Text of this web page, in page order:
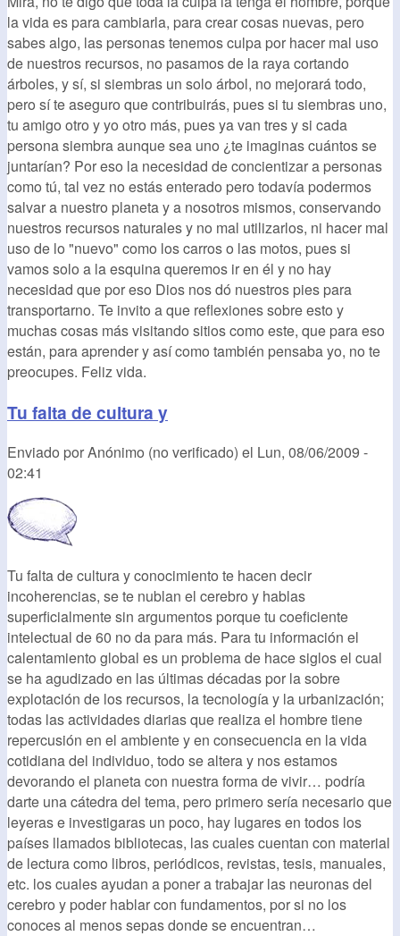
la vida es para cambiarla, para crear cosas nuevas, pero
sabes algo, las personas tenemos culpa por hacer mal uso
de nuestros recursos, no pasamos de la raya cortando
árboles, y sí, si siembras un solo árbol, no mejorará todo,
pero sí te aseguro que contribuirás, pues si tu siembras uno,
tu amigo otro y yo otro más, pues ya van tres y si cada
persona siembra aunque sea uno ¿te imaginas cuántos se
juntarían? Por eso la necesidad de concientizar a personas
como tú, tal vez no estás enterado pero todavía podermos
salvar a nuestro planeta y a nosotros mismos, conservando
nuestros recursos naturales y no mal utilizarlos, ni hacer mal
uso de lo "nuevo" como los carros o las motos, pues si
vamos solo a la esquina queremos ir en él y no hay
necesidad que por eso Dios nos dó nuestros pies para
transportarno. Te invito a que reflexiones sobre esto y
muchas cosas más visitando sitios como este, que para eso
están, para aprender y así como también pensaba yo, no te
preocupes. Feliz vida.
Tu falta de cultura y
Enviado porAnónimo (no verificado) el Lun, 08/06/2009 -
02:41
Tu falta de cultura y conocimiento te hacen decir
incoherencias, se te nublan el cerebro y hablas
superficialmente sin argumentos porque tu coeficiente
intelectual de 60 no da para más. Para tu información el
calentamiento global es un problema de hace siglos el cual
se ha agudizado en las últimas décadas por la sobre
explotación de los recursos, la tecnología y la urbanización;
todas las actividades diarias que realiza el hombre tiene
repercusión en el ambiente y en consecuencia en la vida
cotidiana del individuo, todo se altera y nos estamos
devorando el planeta con nuestra forma de vivir… podría
darte una cátedra del tema, pero primero sería necesario que
leyeras e investigaras un poco, hay lugares en todos los
países llamados bibliotecas, las cuales cuentan con material
de lectura como libros, periódicos, revistas, tesis, manuales,
etc. los cuales ayudan a poner a trabajar las neuronas del
cerebro y poder hablar con fundamentos, por si no los
conoces al menos sepas donde se encuentran…